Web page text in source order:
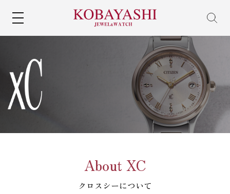
About XC
クロスシーについて